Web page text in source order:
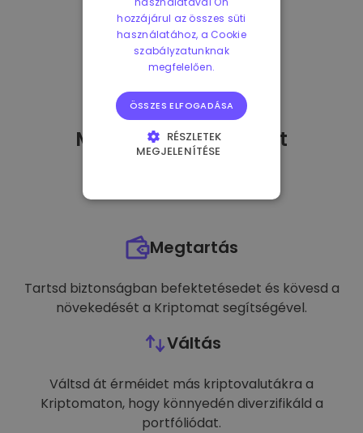
Mit tehetekmiután
-t
Megtartás
Tartsd biztonságban befektetésedet és kövesd a
növekedését a Kriptomat segítségével.
Váltás
Váltsd át érméidet más kriptovalutákra a
Kriptomaton, hogy könnyedén diverzifikáld a
portfóliódat.
hozzájárul az összes süti
használatához, a Cookie
szabályzatunknak
megfelelően.
ÖSSZES ELFOGADÁSA
RÉSZLETEK
MEGJELENÍTÉSE
CÉLZÁS
FUNKCIONALITÁS